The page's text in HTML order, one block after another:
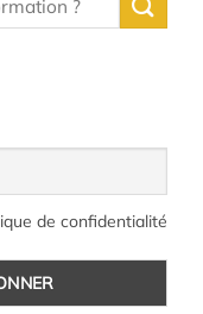
de confidentialité